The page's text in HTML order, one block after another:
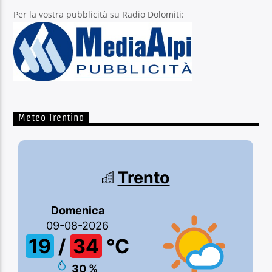
Per la vostra pubblicità su Radio Dolomiti:
Meteo Trentino